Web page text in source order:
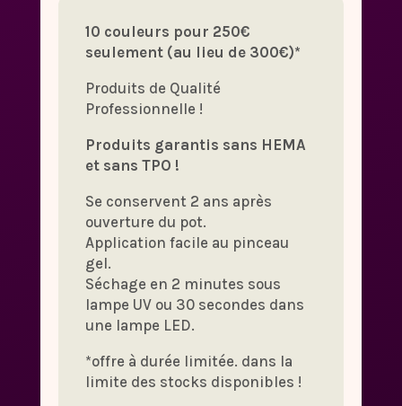
10 couleurs pour 250€
seulement (au lieu de 300€)*
Produits de Qualité
Professionnelle !
Produits garantis sans HEMA
et sans TPO !
Se conservent 2 ans après
ouverture du pot.
Application facile au pinceau
gel.
Séchage en 2 minutes sous
lampe UV ou 30 secondes dans
une lampe LED.
*offre à durée limitée. dans la
limite des stocks disponibles !